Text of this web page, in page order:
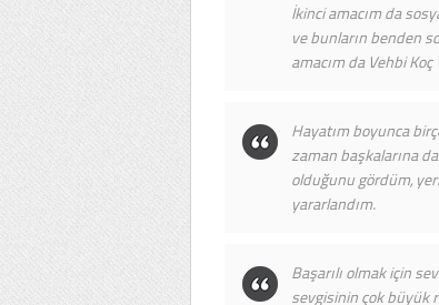
İkinci amacım da
ve bunların benden
amacım da Vehbi
Hayatım boyunca
zaman başkalarına
olduğunu gördüm,
yararlandım.
Başarılı olmak için
sevgisinin çok büyük